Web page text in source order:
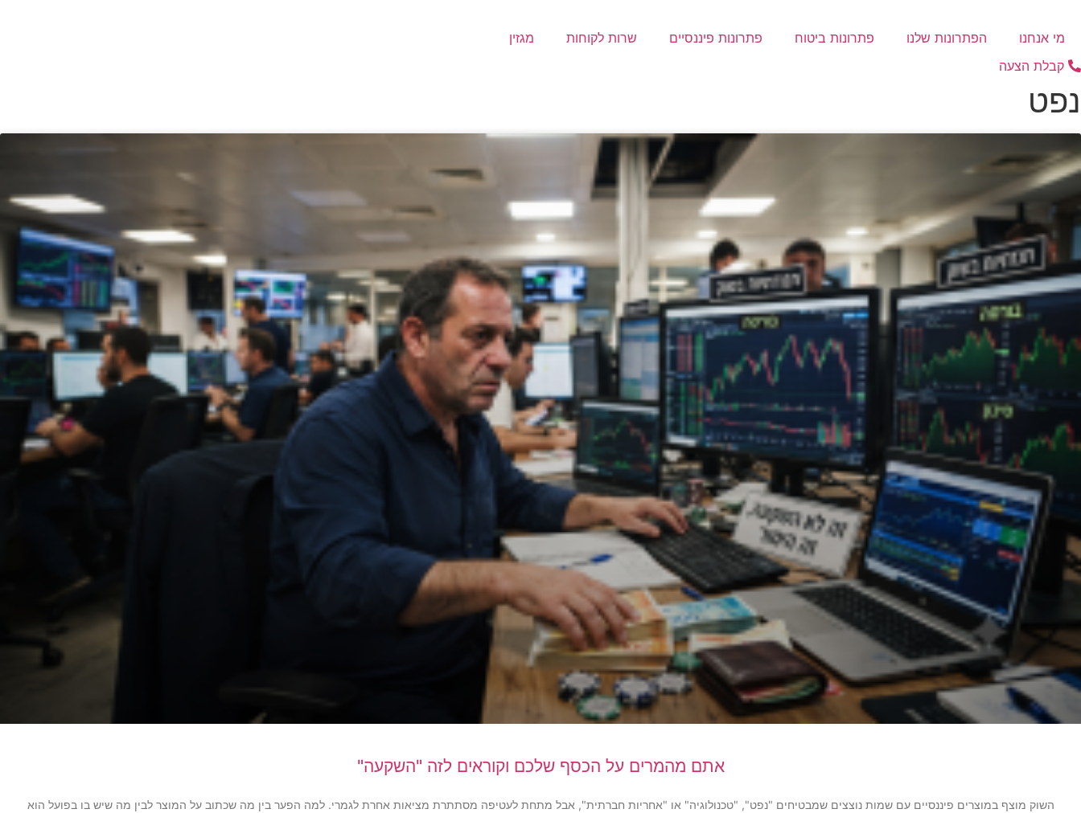
מי אנחנו הפתרונות שלנו פתרונות ביטוח פתרונות פיננסיים שרות לקוחות
מגזין
קבלת הצעה
נפט
אתם מהמרים על הכסף שלכם וקוראים לזה "השקעה"
השוק מוצף במוצרים פיננסיים עם שמות נוצצים שמבטיחים "נפט", "טכנולוגיה" או "אחריות חברתית", אבל מתחת לעטיפה מסתתרת מציאות אחרת לגמרי. למה הפער בין מה שכתוב על המוצר לבין מה שיש בו בפועל הוא